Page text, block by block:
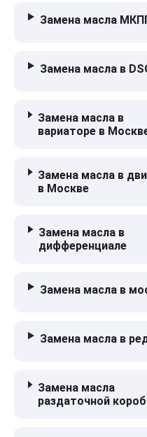
Замена масла
Замена масла в
Замена масла в
вариаторе в
Замена масла в
в Москве
Замена масла в
дифференциале
Замена масла в
Замена масла в
Замена масла
раздаточной